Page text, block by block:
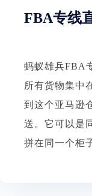
FBA专线
蚂蚁雄兵FBA
所有货物集中
到这个亚马逊
送。它可以是
拼在同一个柜